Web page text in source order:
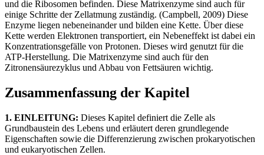
und die Ribosomen befinden. Diese Matrixenzyme sind auch für
einige Schritte der Zellatmung zuständig. (Campbell, 2009) Diese
Enzyme liegen nebeneinander und bilden eine Kette. Über diese
Kette werden Elektronen transportiert, ein Nebeneffekt ist dabei ein
Konzentrationsgefälle von Protonen. Dieses wird genutzt für die
ATP-Herstellung. Die Matrixenzyme sind auch für den
Zitronensäurezyklus und Abbau von Fettsäuren wichtig.
Zusammenfassung der Kapitel
1. EINLEITUNG: Dieses Kapitel definiert die Zelle als
Grundbaustein des Lebens und erläutert deren grundlegende
Eigenschaften sowie die Differenzierung zwischen prokaryotischen
und eukaryotischen Zellen.